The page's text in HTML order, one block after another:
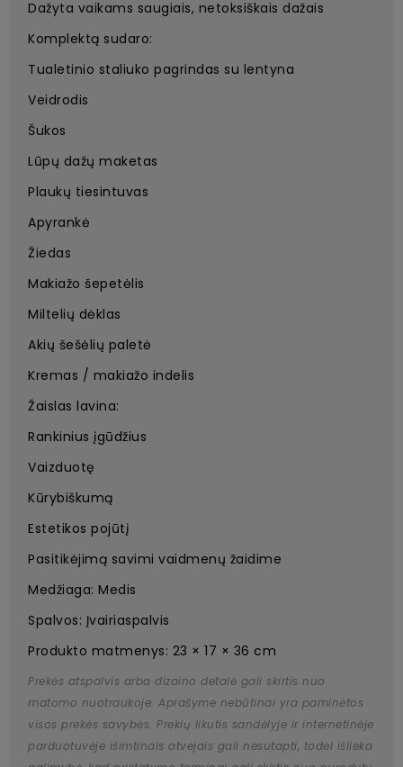
Dažyta vaikams saugiais, netoksiškais dažais
Komplektą sudaro:
Tualetinio staliuko pagrindas su lentyna
Veidrodis
Šukos
Lūpų dažų maketas
Plaukų tiesintuvas
Apyrankė
Žiedas
Makiažo šepetėlis
Miltelių dėklas
Akių šešėlių paletė
Kremas / makiažo indelis
Žaislas lavina:
Rankinius įgūdžius
Vaizduotę
Kūrybiškumą
Estetikos pojūtį
Pasitikėjimą savimi vaidmenų žaidime
Medžiaga: Medis
Spalvos: Įvairiaspalvis
Produkto matmenys: 23 × 17 × 36 cm
Prekės atspalvis arba dizaino detalė gali skirtis nuo
matomo nuotraukoje. Aprašyme nebūtinai yra paminėtos
visos prekės savybės. Prekių likutis sandėlyje ir internetinėje
parduotuvėje išimtinais atvejais gali nesutapti, todėl išlieka